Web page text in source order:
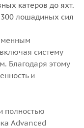
катеров до яхт.
300 лошадиных сил
систему
Благодаря этому
и
полностью
Advanced